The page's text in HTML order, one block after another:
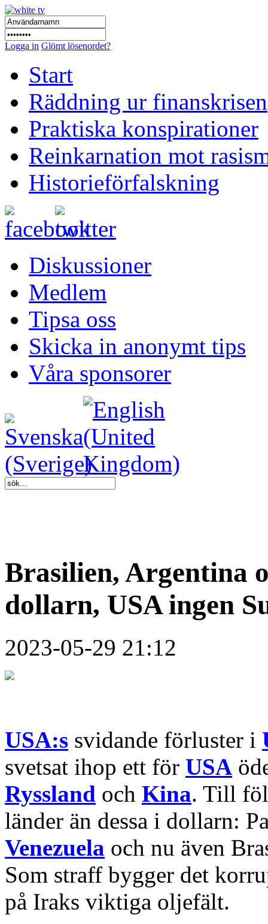
Logga in Glömt lösenordet?
Start
Räddning ur finanskrisen
Praktiska konspirationer
Reinkarnation mot
Historieförfalskning
Diskussioner
Medlem
Tipsa oss
Skicka in anonymt tips
Våra sponsorer
Brasilien, Argentina
dollarn, USA ingen
2023-05-29 21:12
USA:s svidande förluster i
svetsat ihop ett för USA
Ryssland och Kina. Till
länder än dessa i dollarn:
Venezuela och nu även
Som straff bygger det
på Iraks viktiga oljefält.